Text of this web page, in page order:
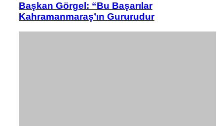
Başkan Görgel: “Bu Başarılar
Kahramanmaraş’ın Gururudur